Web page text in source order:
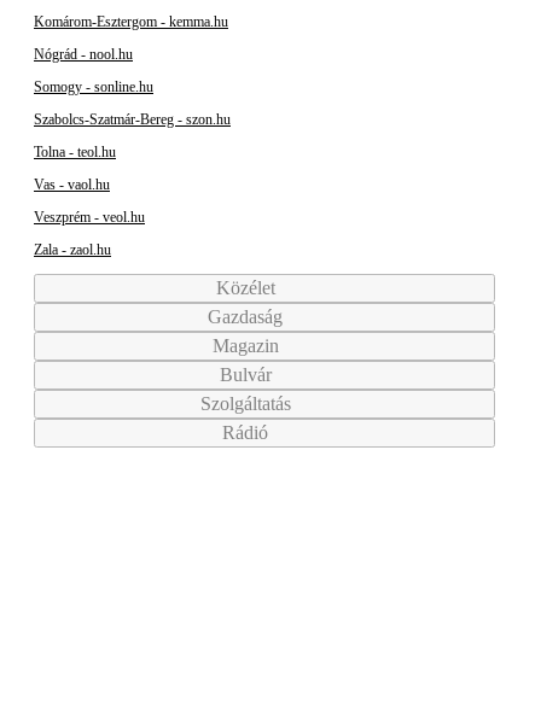
Komárom-Esztergom - kemma.hu
Nógrád - nool.hu
Somogy - sonline.hu
Szabolcs-Szatmár-Bereg - szon.hu
Tolna - teol.hu
Vas - vaol.hu
Veszprém - veol.hu
Zala - zaol.hu
Közélet
Gazdaság
Magazin
Bulvár
Szolgáltatás
Rádió